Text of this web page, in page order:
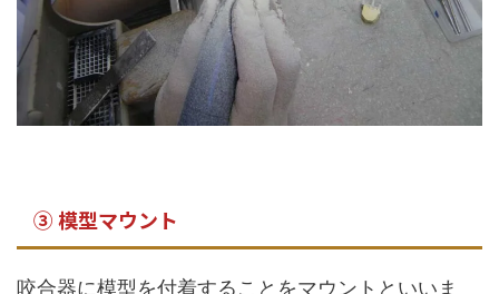
③ 模型マウント
咬合器に模型を付着することをマウントといいま